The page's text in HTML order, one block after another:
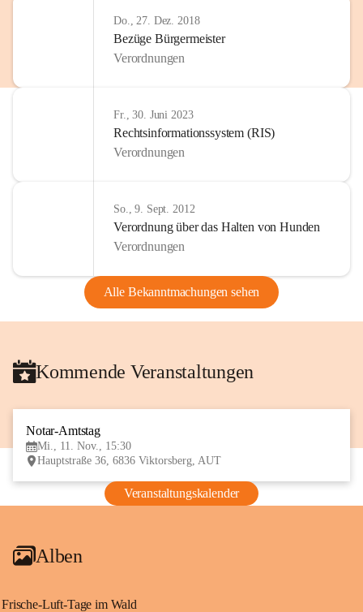
Do., 27. Dez. 2018
Bezüge Bürgermeister
Verordnungen
Fr., 30. Juni 2023
Rechtsinformationssystem (RIS)
Verordnungen
So., 9. Sept. 2012
Verordnung über das Halten von Hunden
Verordnungen
Alle Bekanntmachungen sehen
Kommende Veranstaltungen
Notar-Amtstag
Mi., 11. Nov., 15:30
Hauptstraße 36, 6836 Viktorsberg, AUT
Veranstaltungskalender
Alben
Frische-Luft-Tage im Wald